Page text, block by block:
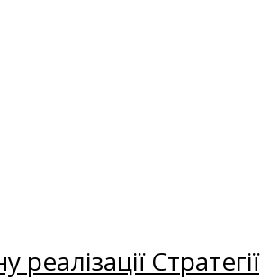
Стратегії